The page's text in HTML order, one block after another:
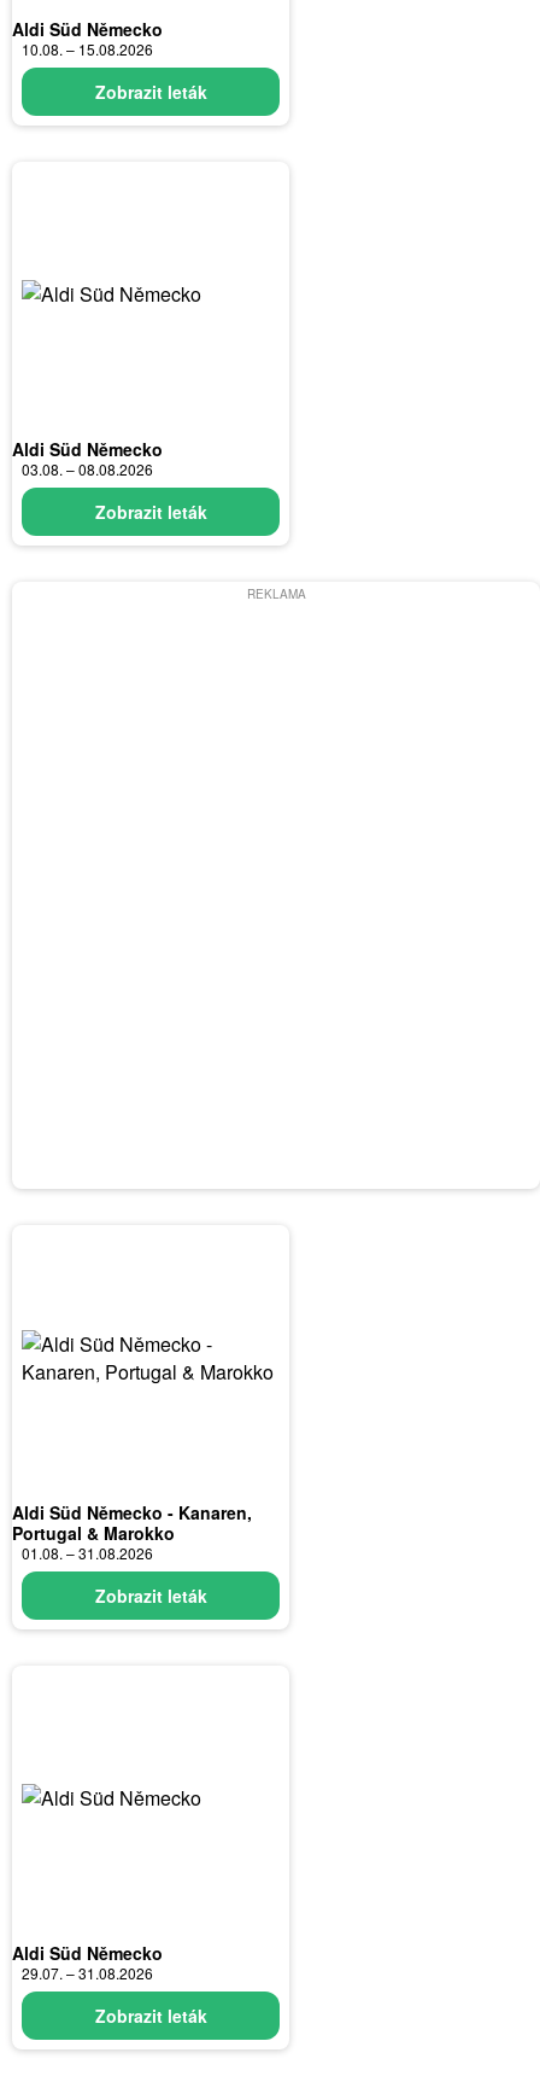
Aldi Süd Německo
10.08. – 15.08.2026
Zobrazit leták
Aldi Süd Německo
03.08. – 08.08.2026
Zobrazit leták
REKLAMA
Aldi Süd Německo - Kanaren,
Portugal & Marokko
01.08. – 31.08.2026
Zobrazit leták
Aldi Süd Německo
29.07. – 31.08.2026
Zobrazit leták